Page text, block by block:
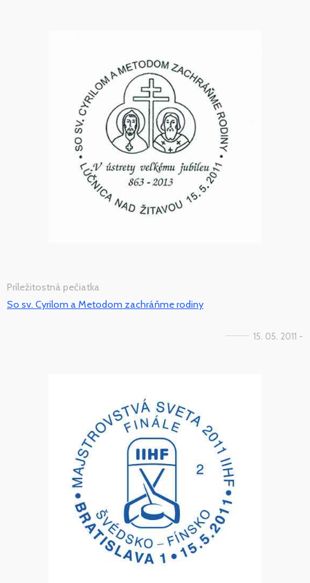
Príležitostná pečiatka
So sv. Cyrilom a Metodom zachráňme rodiny
15. 05. 2011 -